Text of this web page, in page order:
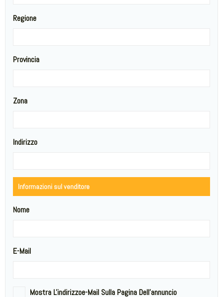
Regione
Provincia
Zona
Indirizzo
Informazioni sul venditore
Nome
E-Mail
Mostra L'indirizzoe-Mail Sulla Pagina Dell'annuncio